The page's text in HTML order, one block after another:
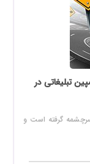
تبلیغاتی در
گرفته است و